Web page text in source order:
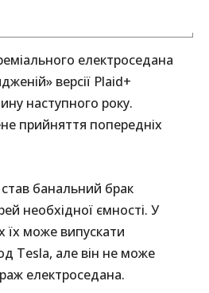
електроседана
версії Plaid+
наступного року.
прийняття попередніх
банальний брак
необхідної ємності. У
їх може випускати
Tesla, але він не може
електроседана.